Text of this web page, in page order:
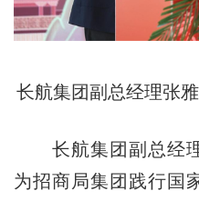
长航集团副总经理张
长航集团副总经理
为招商局集团践行国